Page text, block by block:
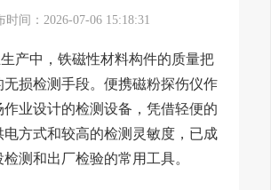
时间：2026-07-06 15:18:31
产中，铁磁性材料构件的质量把
损检测手段。便携磁粉探伤仪作
作业设计的检测设备，凭借轻便的
方式和较高的检测灵敏度，已成
测和出厂检验的常用工具。